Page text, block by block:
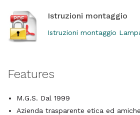
Istruzioni montaggio
Istruzioni montaggio
Features
M.G.S. Dal 1999
Azienda trasparente etica ed